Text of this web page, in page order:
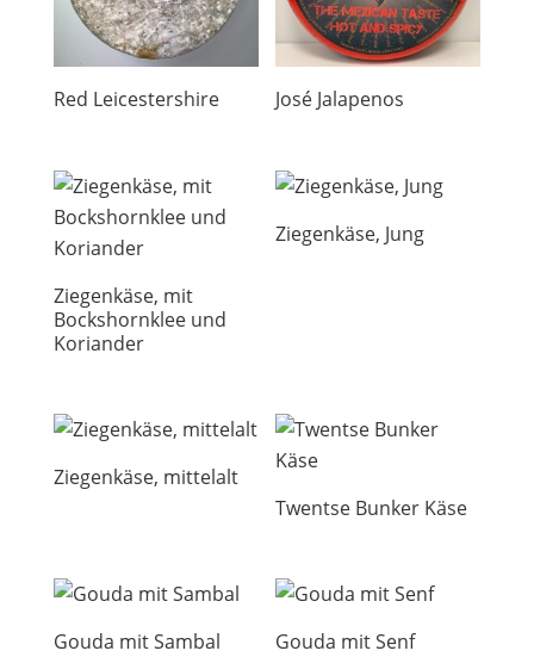
Red Leicestershire José Jalapenos
Ziegenkäse, mit
Bockshornklee und
Koriander
Ziegenkäse, Jung
Ziegenkäse, mittelalt
Twentse Bunker Käse
Gouda mit Sambal Gouda mit Senf